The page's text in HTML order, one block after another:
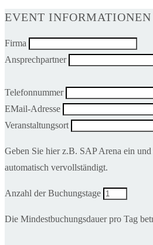
EVENT INFORMATIONEN
Firma
Ansprechpartner
Telefonnummer
EMail-Adresse
Veranstaltungsort
Geben Sie hier z.B. SAP Arena ein
automatisch vervollständigt.
Anzahl der Buchungstage
Die Mindestbuchungsdauer pro Tag